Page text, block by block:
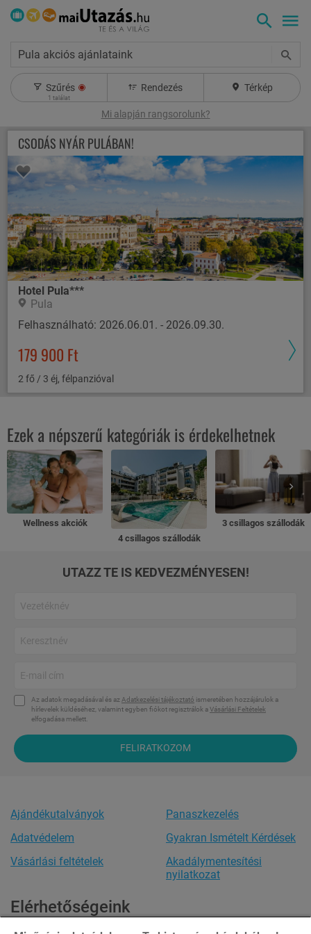
Pula akciós ajánlataink
Szűrés
1 találat
Rendezés Térkép
Mi alapján rangsorolunk?
CSODÁS NYÁR PULÁBAN!
Hotel Pula***
Pula
Felhasználható: 2026.06.01. - 2026.09.30.
179 900 Ft
2 fő / 3 éj, félpanzióval
Ezek a népszerű kategóriák is érdekelhetnek
Wellness akciók
4 csillagos szállodák
3 csillagos szállodák
UTAZZ TE IS KEDVEZMÉNYESEN!
Az adatok megadásával és az Adatkezelési tájékoztató ismeretében hozzájárulok a
hírlevelek küldéséhez, valamint egyben fiókot regisztrálok aVásárlási Feltételek
elfogadása mellett.
FELIRATKOZOM
Ajándékutalványok
Adatvédelem
Vásárlási feltételek
Panaszkezelés
Gyakran Ismételt Kérdések
Akadálymentesítési
nyilatkozat
Elérhetőségeink